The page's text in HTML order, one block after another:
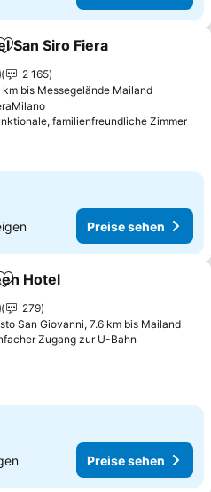
Zu Favoriten hinzufügen
San Siro Fiera
2 165
km bis Messegelände Mailand
familienfreundliche Zimmer
Preise sehen
Zu Favoriten hinzufügen
Hotel
279
San Giovanni, 7.6 km bis Mailand
Zugang zur U-Bahn
Preise sehen